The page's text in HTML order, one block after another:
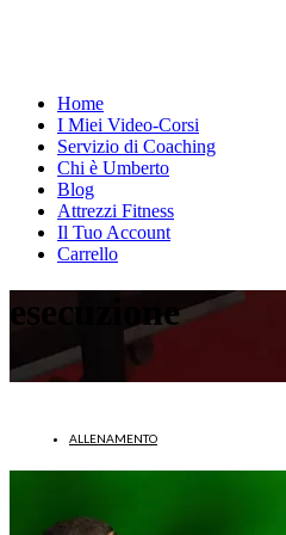
Home
I Miei Video-Corsi
Servizio di Coaching
Chi è Umberto
Blog
Attrezzi Fitness
Il Tuo Account
Carrello
esecuzione
ALLENAMENTO